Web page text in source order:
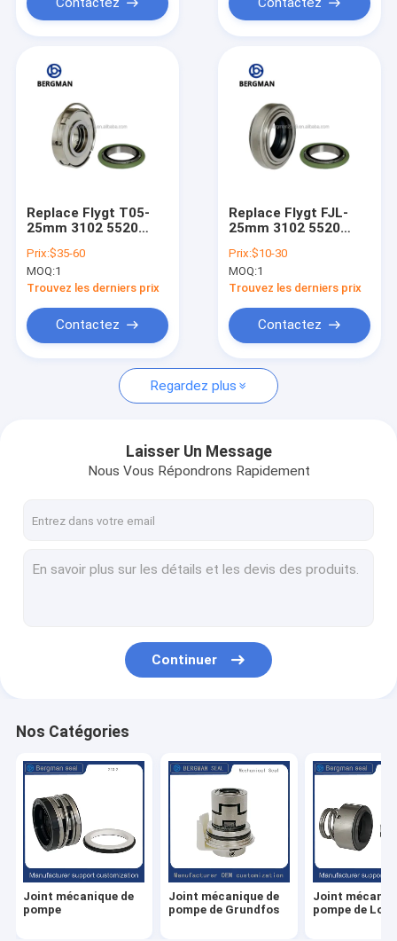
Produits
VR Show
A propos de nous
Contact
Demande de soumission
Joint mécanique de pompe
Joint mécanique de pompe de Lowara
Joints mécaniques de Flygt
Joint des véhicules à moteur de pompe à eau
Replace Flygt T05-
25mm 3102 5520
Seal with 25mm Size
and DIN24960
Standard
Prix:$35-60
MOQ:1
Trouvez les derniers prix
Contactez
Replace Flygt FJL-
25mm 3102 5520
Seal with Full Range
of Flygt Pump
Models and 25mm
Prix:$10-30
MOQ:1
Trouvez les derniers prix
Contactez
Regardez plus
Laisser Un Message
Nous Vous Répondrons Rapidement
Continuer
Nos Catégories
Joint mécanique de
pompe
Joint mécanique de
pompe de Grundfos
Joint
pompe de